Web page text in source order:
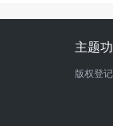
主题
版权登